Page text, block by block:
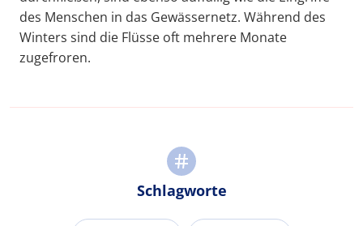
des Menschen in das Gewässernetz. Während des
Winters sind die Flüsse oft mehrere Monate
zugefroren.
Schlagworte